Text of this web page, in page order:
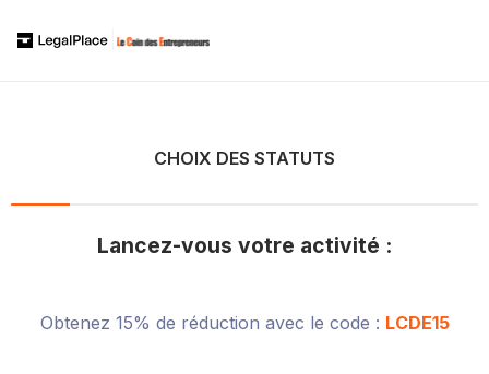
CHOIX DES STATUTS
Lancez-vous votre activité :
Obtenez 15% de réduction avec le code : LCDE15